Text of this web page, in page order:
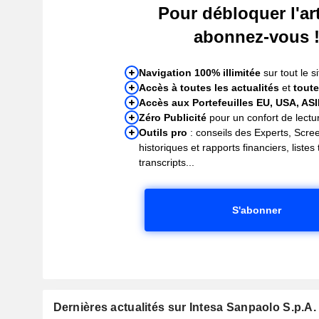
Pour débloquer
abonnez-vous !
Navigation 100% illimitée sur tout le
Accès à toutes les actualités et
Accès aux Portefeuilles EU, USA,
Zéro Publicité pour un confort de
Outils pro : conseils des Experts,
historiques et rapports financiers, listes
transcripts...
S'abonner
Dernières actualités sur Intesa Sanpaolo S.p.A.